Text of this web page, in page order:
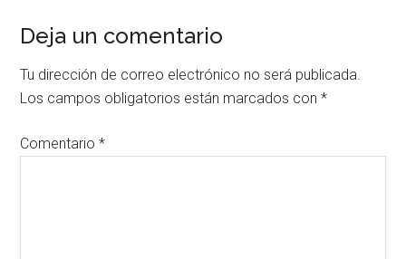
Deja un comentario
Tu dirección de correo electrónico no será publicada.
Los campos obligatorios están marcados con*
Comentario*